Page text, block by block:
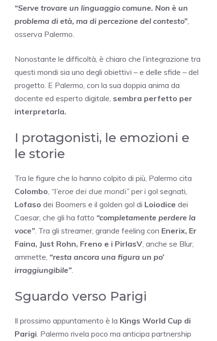
“Serve trovare un linguaggio comune. Non è un
problema di età, ma di percezione del contesto”
osserva Palermo.
Nonostante le difficoltà, è chiaro che l’integrazione tra
questi mondi sia uno degli obiettivi – e delle sfide – del
progetto. E Palermo, con la sua doppia anima da
docente ed esperto digitale, sembra perfetto per
interpretarla.
I protagonisti, le emozioni e
le storie
Tra le figure che lo hanno colpito di più, Palermo cita
Colombo “l’eroe dei due mondi” per i gol segnati,
Lofaso dei Boomers e il golden gol di Loiodice dei
Caesar, che gli ha fatto “completamente perdere la
voce” . Tra gli streamer, grande feeling con Enerix, Er
Faina, Just Rohn, Freno e i PirlasV , anche se Blur,
ammette, “resta ancora una figura un po’
irraggiungibile”
Sguardo verso Parigi
Il prossimo appuntamento è la Kings World Cup di
Parigi . Palermo rivela poco ma anticipa partnership